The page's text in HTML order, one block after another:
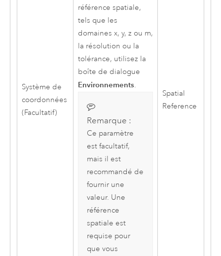
Système de
coordonnées
(Facultatif)
référence spatiale,
tels que les
domaines x, y, z ou m,
la résolution ou la
tolérance, utilisez la
boîte de dialogue
Environnements.
Remarque :
Ce paramètre
est facultatif,
mais il est
recommandé de
fournir une
valeur. Une
référence
spatiale est
requise pour
que vous
Spatial
Reference